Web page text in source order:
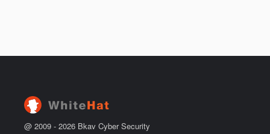
@ 2009 - 2026 Bkav Cyber Security